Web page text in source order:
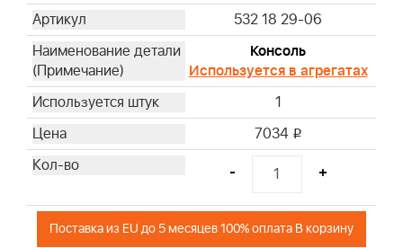
532 18 29-06
Консоль
Используется в агрегатах
1
7034 i
- +
Поставка из EU до 5 месяцев 100% оплата В корзину